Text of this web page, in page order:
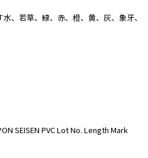
、若草、緑、赤、橙、黄、灰、象牙、
SEISEN PVC Lot No. Length Mark